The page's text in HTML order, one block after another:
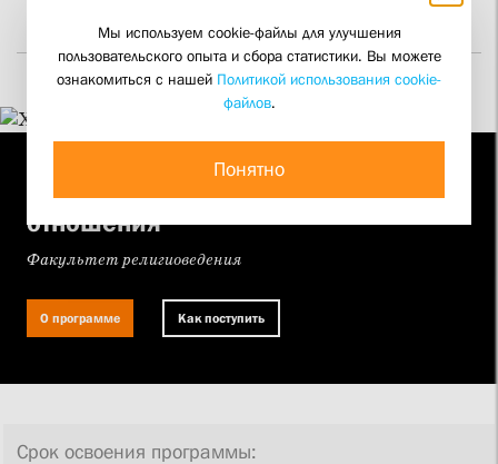
Христиано-мусульманские
отношения
Факультет религиоведения
О программе Как поступить
Срок освоения программы:
Мы используем cookie-файлы для улучшения
пользовательского опыта и сбора статистики. Вы можете
ознакомиться с нашей Политикой использования cookie-
файлов.
Понятно